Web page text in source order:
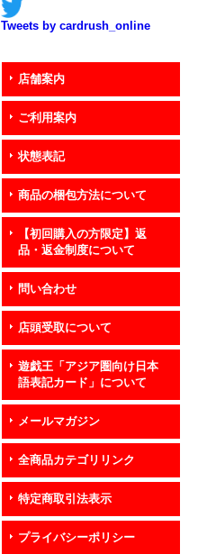
Tweets by cardrush_online
店舗案内
ご利用案内
状態表記
商品の梱包方法について
【初回購入の方限定】返
品・返金制度について
問い合わせ
店頭受取について
遊戯王「アジア圏向け日本
語表記カード」について
メールマガジン
全商品カテゴリリンク
特定商取引法表示
プライバシーポリシー